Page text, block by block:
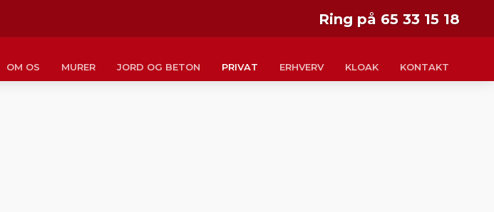
Ring på 65 33 15 18
OM OS MURER JORD OG BETON PRIVAT ERHVERV KLOAK KONTAKT